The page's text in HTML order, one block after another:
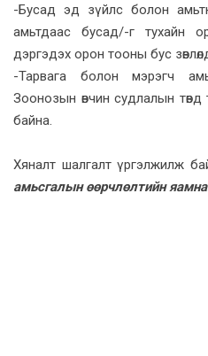
-Бусад эд зүйлс болон
амьтдаас бусад/-г тухайн
дэргэдэх орон тооны бус
-Тарвага болон мэрэгч
Зоонозын өвчин судлалын
байна.
Хяналт шалгалт үргэлжилж
амьсгалын өөрчлөлтийн